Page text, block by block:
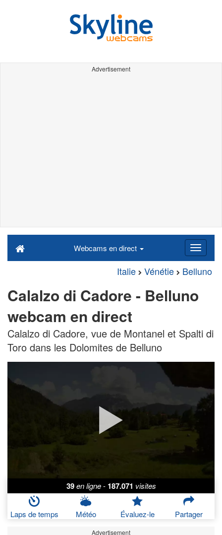
Advertisement
Webcams en direct
Italie Vénétie Belluno
Calalzo di Cadore - Belluno
webcam en direct
Calalzo di Cadore, vue de Montanel et Spalti di
Toro dans les Dolomites de Belluno
39 en ligne - 187.071 visites
Laps de temps Météo Évaluez-le Partager
Advertisement